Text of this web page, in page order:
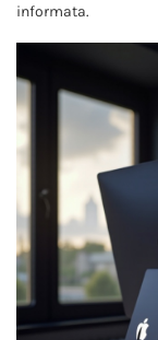
informata.